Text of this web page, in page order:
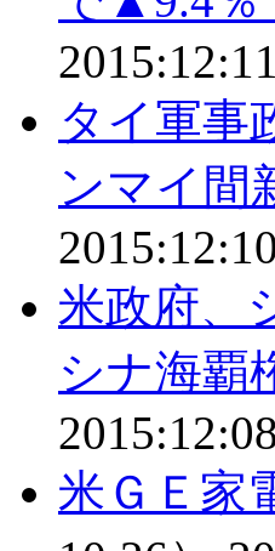
タイ軍
ンマイ間
米政府、
シナ海覇
米ＧＥ